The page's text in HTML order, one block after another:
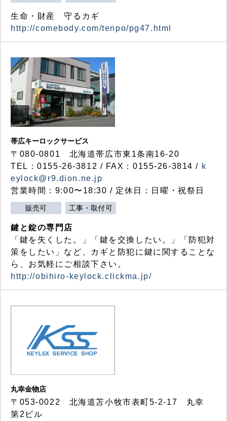
生命・財産 守るカギ
http://comebody.com/tenpo/pg47.html
帯広キーロックサービス
〒080-0801 北海道帯広市東1条南16-20
TEL：0155-26-3812 / FAX：0155-26-3814 / k
eylock@r9.dion.ne.jp
営業時間：9:00〜18:30 / 定休日：日曜・祝祭日
販売可 工事・取付可
鍵と錠の専門店
「鍵を失くした。」「鍵を交換したい。」「防犯対
策をしたい」など、カギと防犯に鍵に関することな
ら、お気軽にご相談下さい。
http://obihiro-keylock.clickma.jp/
丸幸金物店
〒053-0022 北海道苫小牧市表町5-2-17 丸幸
第2ビル